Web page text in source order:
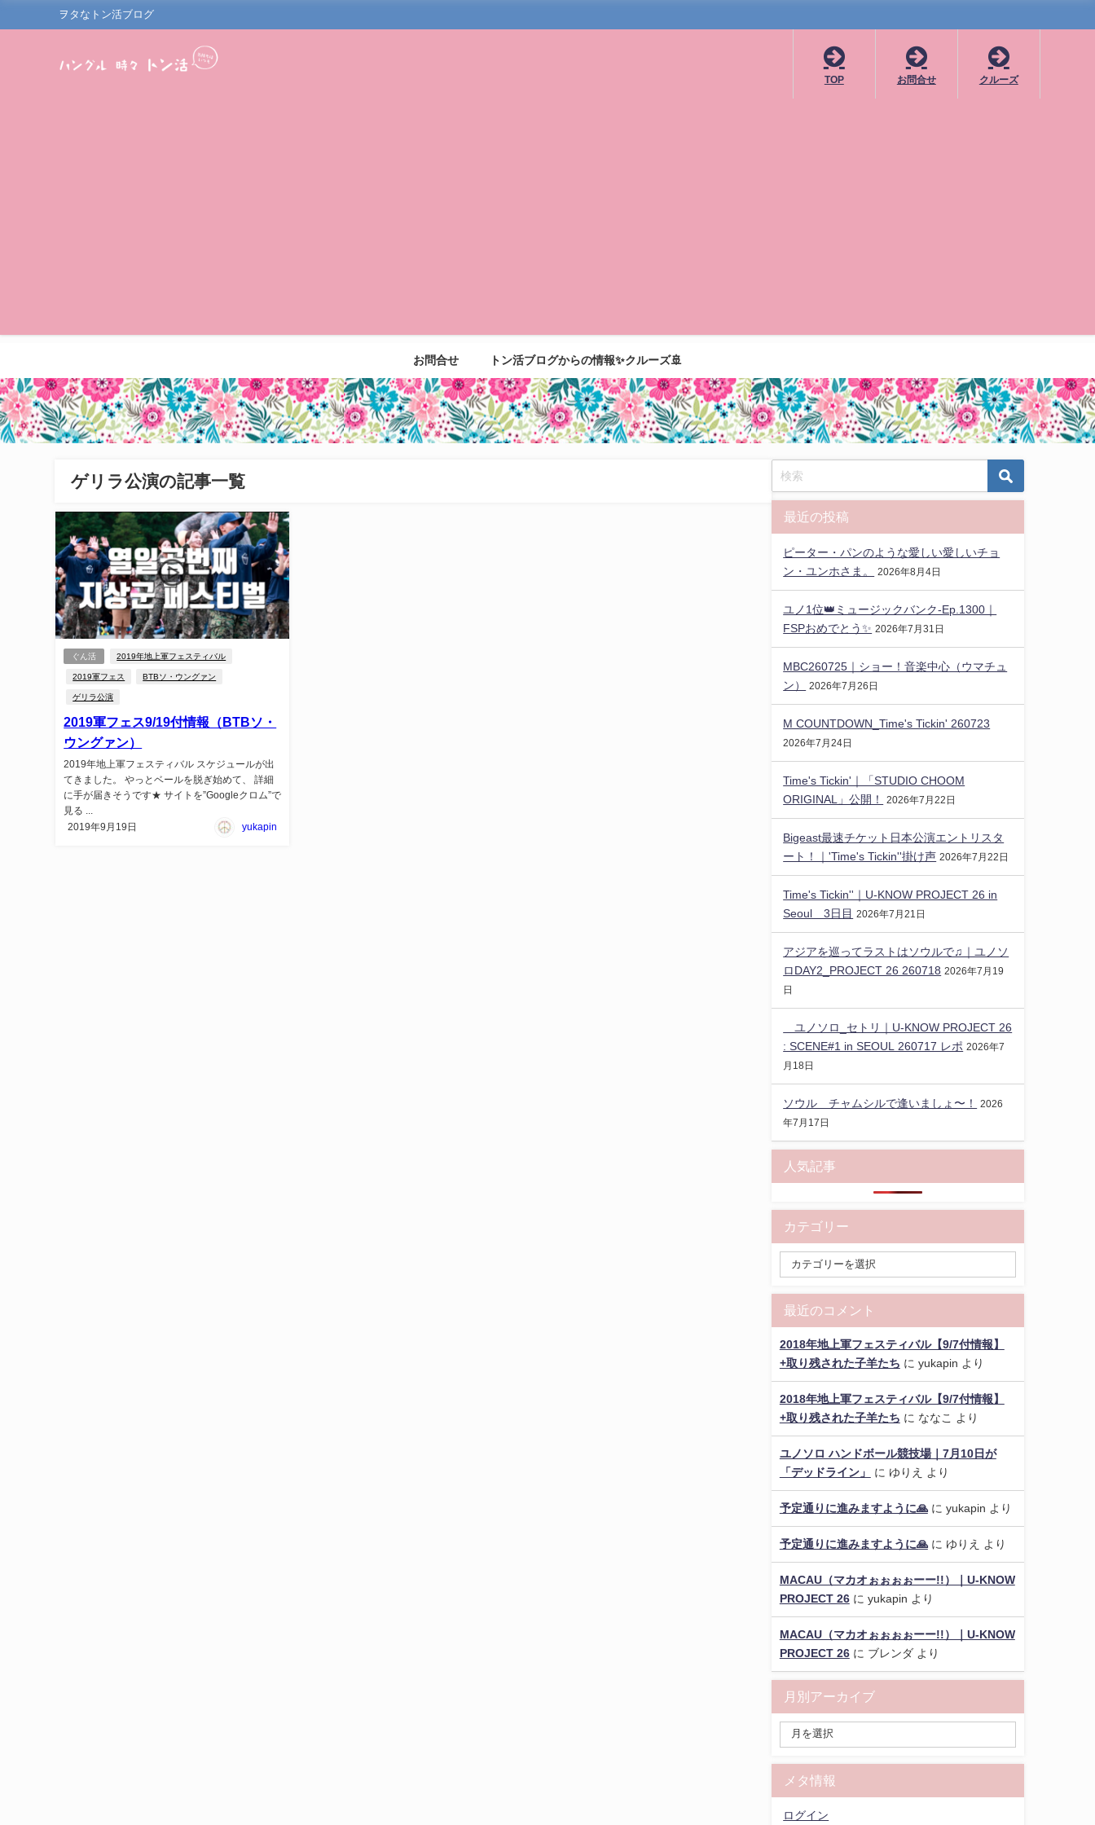
ヲタなトン活ブログ
TOP お問合せ クルーズ
お問合せ トン活ブログからの情報✨クルーズ🚢
ゲリラ公演の記事一覧
ぐん活 2019年地上軍フェスティバル
2019軍フェス BTBソ・ウングァン
ゲリラ公演
2019軍フェス9/19付情報（BTBソ・
ウングァン）
2019年地上軍フェスティバル スケジュールが出
てきました。 やっとベールを脱ぎ始めて、 詳細
に手が届きそうです★ サイトを”Googleクロム”で
見る ...
2019年9月19日
yukapin
最近の投稿
ピーター・パンのような愛しい愛しいチョ
ン・ユンホさま。
2026年8月4日
ユノ1位👑ミュージックバンク-Ep.1300｜
FSPおめでとう✨️ 2026年7月31日
MBC260725｜ショー！音楽中心（ウマチュ
ン）
2026年7月26日
M COUNTDOWN_Time's Tickin' 260723
2026年7月24日
Time's Tickin'｜「STUDIO CHOOM
ORIGINAL」公開！
2026年7月22日
Bigeast最速チケット日本公演エントリスタ
ート！｜'Time's Tickin''掛け声 2026年7月22日
Time's Tickin''｜U-KNOW PROJECT 26 in
Seoul 3日目 2026年7月21日
アジアを巡ってラストはソウルで♫｜ユノソ
ロDAY2_PROJECT 26 260718 2026年7月19
日
ユノソロ_セトリ｜U-KNOW PROJECT 26
: SCENE#1 in SEOUL 260717 レポ 2026年7
月18日
ソウル チャムシルで逢いましょ〜！
2026
年7月17日
人気記事
カテゴリー
最近のコメント
2018年地上軍フェスティバル【9/7付情報】
+取り残された子羊たち に yukapin より
2018年地上軍フェスティバル【9/7付情報】
+取り残された子羊たち に ななこ より
ユノソロ ハンドボール競技場｜7月10日が
「デッドライン」
に ゆりえ より
予定通りに進みますように🙏に yukapin より
予定通りに進みますように🙏に ゆりえ より
MACAU（マカオぉぉぉぉーー!!）｜U-KNOW
PROJECT 26に yukapin より
MACAU（マカオぉぉぉぉーー!!）｜U-KNOW
PROJECT 26に ブレンダより
月別アーカイブ
メタ情報
ログイン